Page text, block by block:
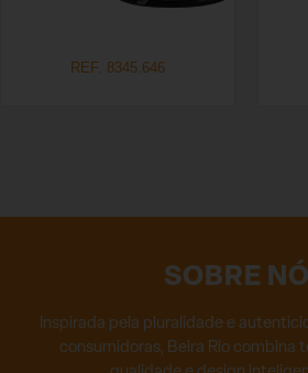
REF. 8345.646
SOBRE
Inspirada pela pluralidade e
consumidoras, Beira Rio combina